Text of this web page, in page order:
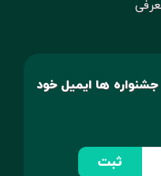
ها ایمیل خود
ثبت